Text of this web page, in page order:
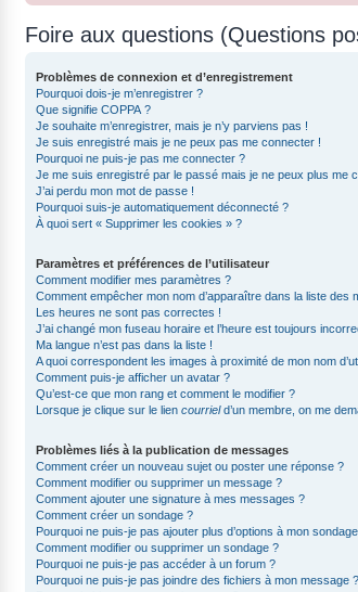
Foire aux questions (Questions
Problèmes de connexion et d’enregistrement
Pourquoi dois-je m’enregistrer ?
Que signifie COPPA ?
Je souhaite m’enregistrer, mais je n’y parviens pas !
Je suis enregistré mais je ne peux pas me connecter !
Pourquoi ne puis-je pas me connecter ?
Je me suis enregistré par le passé mais je ne peux plus me
J’ai perdu mon mot de passe !
Pourquoi suis-je automatiquement déconnecté ?
À quoi sert « Supprimer les cookies » ?
Paramètres et préférences de l’utilisateur
Comment modifier mes paramètres ?
Comment empêcher mon nom d’apparaître dans la liste des
Les heures ne sont pas correctes !
J’ai changé mon fuseau horaire et l’heure est toujours
Ma langue n’est pas dans la liste !
A quoi correspondent les images à proximité de mon nom
Comment puis-je afficher un avatar ?
Qu’est-ce que mon rang et comment le modifier ?
Lorsque je clique sur le lien courrield’un membre, on me
Problèmes liés à la publication de messages
Comment créer un nouveau sujet ou poster une réponse ?
Comment modifier ou supprimer un message ?
Comment ajouter une signature à mes messages ?
Comment créer un sondage ?
Pourquoi ne puis-je pas ajouter plus d’options à mon
Comment modifier ou supprimer un sondage ?
Pourquoi ne puis-je pas accéder à un forum ?
Pourquoi ne puis-je pas joindre des fichiers à mon message ?